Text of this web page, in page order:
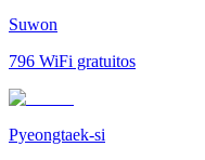
Suwon
796 WiFi gratuitos
Pyeongtaek-si